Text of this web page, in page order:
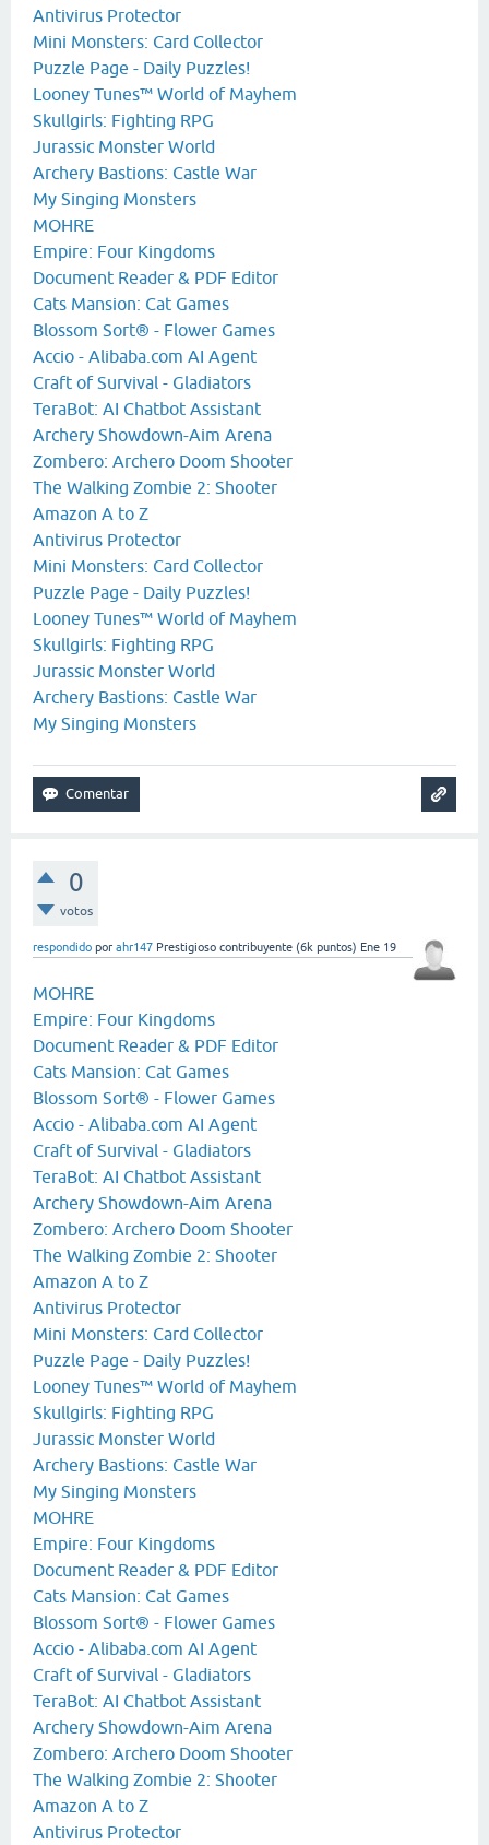
Antivirus Protector
Mini Monsters: Card Collector
Puzzle Page - Daily Puzzles!
Looney Tunes™ World of Mayhem
Skullgirls: Fighting RPG
Jurassic Monster World
Archery Bastions: Castle War
My Singing Monsters
MOHRE
Empire: Four Kingdoms
Document Reader & PDF Editor
Cats Mansion: Cat Games
Blossom Sort® - Flower Games
Accio - Alibaba.com AI Agent
Craft of Survival - Gladiators
TeraBot: AI Chatbot Assistant
Archery Showdown-Aim Arena
Zombero: Archero Doom Shooter
The Walking Zombie 2: Shooter
Amazon A to Z
Antivirus Protector
Mini Monsters: Card Collector
Puzzle Page - Daily Puzzles!
Looney Tunes™ World of Mayhem
Skullgirls: Fighting RPG
Jurassic Monster World
Archery Bastions: Castle War
My Singing Monsters
0
votos
respondido por ahr147 Prestigioso contribuyente (6k puntos) Ene 19
MOHRE
Empire: Four Kingdoms
Document Reader & PDF Editor
Cats Mansion: Cat Games
Blossom Sort® - Flower Games
Accio - Alibaba.com AI Agent
Craft of Survival - Gladiators
TeraBot: AI Chatbot Assistant
Archery Showdown-Aim Arena
Zombero: Archero Doom Shooter
The Walking Zombie 2: Shooter
Amazon A to Z
Antivirus Protector
Mini Monsters: Card Collector
Puzzle Page - Daily Puzzles!
Looney Tunes™ World of Mayhem
Skullgirls: Fighting RPG
Jurassic Monster World
Archery Bastions: Castle War
My Singing Monsters
MOHRE
Empire: Four Kingdoms
Document Reader & PDF Editor
Cats Mansion: Cat Games
Blossom Sort® - Flower Games
Accio - Alibaba.com AI Agent
Craft of Survival - Gladiators
TeraBot: AI Chatbot Assistant
Archery Showdown-Aim Arena
Zombero: Archero Doom Shooter
The Walking Zombie 2: Shooter
Amazon A to Z
Antivirus Protector